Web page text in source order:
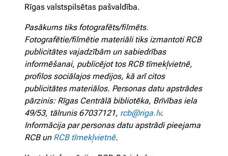
Rīgas valstspilsētas pašvaldība.
Pasākums tiks fotografēts/filmēts.
Fotografētie/filmētie materiāli tiks izmantoti RCB
publicitātes vajadzībām un sabiedrības
informēšanai, publicējot tos RCB tīmekļvietnē,
profilos sociālajos medijos, kā arī citos
publicitātes materiālos. Personas datu apstrādes
pārzinis: Rīgas Centrālā bibliotēka, Brīvības iela
49/53, tālrunis 67037121, rcb@riga.lv.
Informācija par personas datu apstrādi pieejama
RCB un RCB tīmekļvietnē.